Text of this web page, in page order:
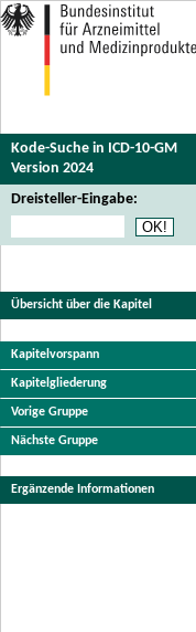
Kode-Suche in ICD-10-GM
Version 2024
Dreisteller-Eingabe:
Übersicht über die Kapitel
Kapitelvorspann
Kapitelgliederung
Vorige Gruppe
Nächste Gruppe
Ergänzende Informationen